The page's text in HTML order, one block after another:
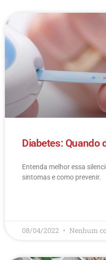
Diabetes: Quando
Entenda melhor essa
sintomas e como prevenir.
08/04/2022 Nenhum